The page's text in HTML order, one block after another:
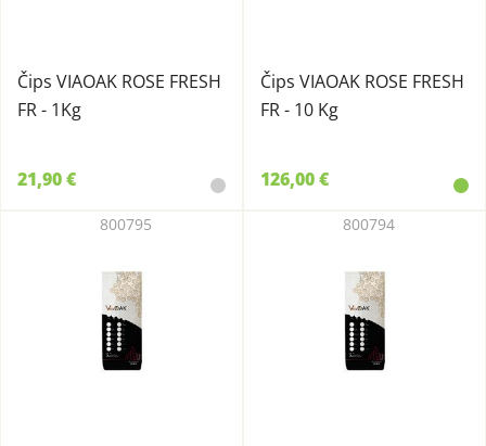
Čips VIAOAK ROSE FRESH
FR - 1Kg
21,90 €
Čips VIAOAK ROSE FRESH
FR - 10 Kg
126,00 €
800795 800794